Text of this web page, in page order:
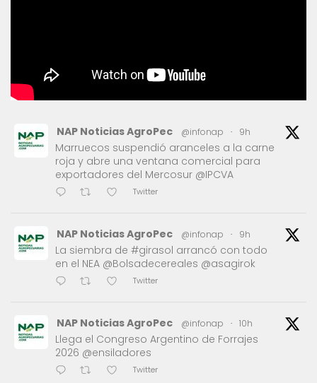
NAP Noticias AgroPec @infonap · 9h
Marruecos suspendió aranceles a la carne
roja y abre una ventana comercial para
exportadores del Mercosur @IPCVA
Twitter
NAP Noticias AgroPec @infonap · 9h
La siembra de #girasol arrancó con todo
en el NEA @Bolsadecereales @asagirok
Twitter
NAP Noticias AgroPec @infonap · 10h
Llega el Congreso Argentino de Forrajes
2026 @ensiladores
Twitter